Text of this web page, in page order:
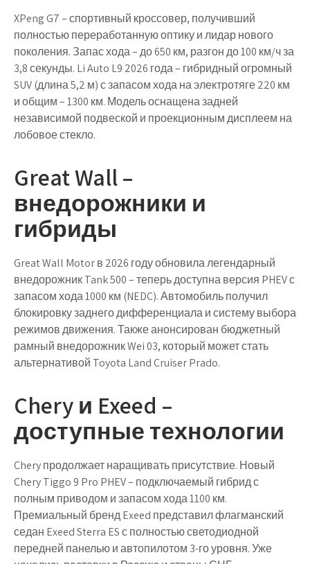
XPeng G7– спортивный кроссовер, получивший
полностью переработанную оптику и лидар нового
поколения. Запас хода – до 650 км, разгон до 100 км/ч за
3,8 секунды. Li Auto L9 2026 года – гибридный огромный
SUV (длина 5,2 м) с запасом хода на электротяге 220 км
и общим – 1300 км. Модель оснащена задней
независимой подвеской и проекционным дисплеем на
лобовое стекло.
Great Wall –
внедорожники и
гибриды
Great Wall Motor в 2026 году обновила легендарный
внедорожникTank 500– теперь доступна версия PHEV с
запасом хода 1000 км (NEDC). Автомобиль получил
блокировку заднего дифференциала и систему выбора
режимов движения. Также анонсирован бюджетный
рамный внедорожникWei 03, который может стать
альтернативой Toyota Land Cruiser Prado.
Chery и Exeed –
доступные технологии
Chery продолжает наращивать присутствие. Новый
Chery Tiggo 9 Pro PHEV– подключаемый гибрид с
полным приводом и запасом хода 1100 км.
Премиальный бренд Exeed представил флагманский
седан Exeed Sterra ESс полностью светодиодной
передней панелью и автопилотом 3-го уровня. Уже